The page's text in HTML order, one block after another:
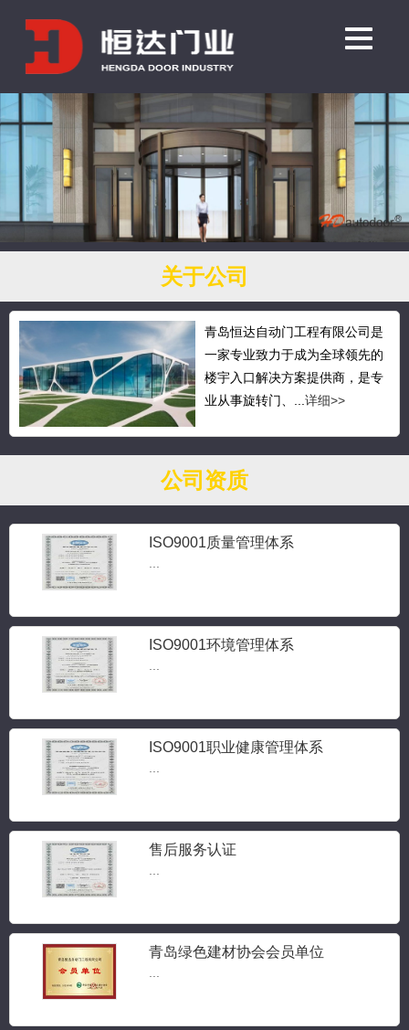
关于公司
青岛恒达自动门工程有限公司是
一家专业致力于成为全球领先的
楼宇入口解决方案提供商，是专
业从事旋转门、... 详细>>
公司资质
ISO9001质量管理体系
ISO9001环境管理体系
ISO9001职业健康管理体系
售后服务认证
青岛绿色建材协会会员单位